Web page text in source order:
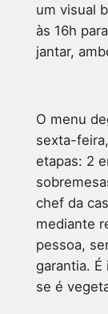
um visual
às 16h
jantar,
O menu
sexta-
etapas: 2
chef da
mediante
pessoa,
garantia.
se é